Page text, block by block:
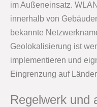
im Außeneinsatz.
innerhalb von
bekannte
Geolokalisierung ist
implementieren und
Eingrenzung auf
Regelwerk und